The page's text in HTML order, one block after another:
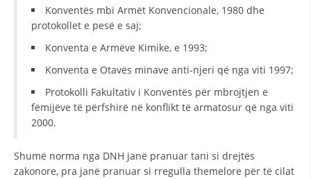
PROJEKTE
SHËRBIMI PËR KËRKIM
VEPRIMTARI SHËNDETËSORE PREVENTIVE
NDIHMA E PARË
MENAXHIM ME VULLNETARË
Konventës mbi Armët Konvencionale, 1980 dhe
protokollet e pesë e saj;
Konventa e Armëve Kimike, e 1993;
Konventa e Otavës minave anti-njeri që nga viti 1997;
Protokolli Fakultativ i Konventës për mbrojtjen e
fëmijëve të përfshirë në konflikt të armatosur që nga viti
2000.
Shumë norma nga DNH janë pranuar tani si drejtës
zakonore, pra janë pranuar si rregulla themelore për të cilat